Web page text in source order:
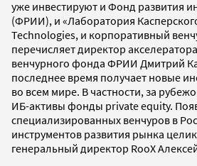
уже инвестируют и Фонд развития
(ФРИИ), и «Лаборатория
Technologies, и корпоративный
перечисляет директор
венчурного фонда ФРИИ Дмитрий
последнее время получает новые
во всем мире. В частности, за
ИБ-активы фонды private equity.
специализированных венчуров в
инструментов развития рынка
генеральный директор RooX